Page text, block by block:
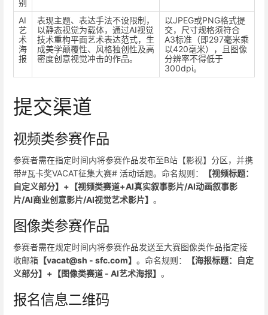
别
AI
艺
术
海
报
表现主题、表达手法不设限制，
以静态视觉为载体，通过AI视觉
技术重构平面艺术表达范式，生
成美学颠覆性、风格独创性及高
密度创意视觉冲击的作品。
以JPEG或PNG格式提
交，尺寸规格须符合
A3标准（即297毫米乘
以420毫米），且图像
分辨率不得低于
300dpi。
提交渠道
视频类参赛作品
参赛者需在指定时间内将参赛作品发布至B站【影视】分区，并携
带#瓦卡奖VACAT征集大赛# 活动话题。命名规则：
【视频标题：
自定义部分】+【视频类赛道+AI真实叙事影片/AI动画叙事影
片/AI商业创意影片/AI视觉艺术影片】 。
图像类参赛作品
参赛者需在规定时间内将参赛作品发送至大赛图像类作品指定接
收邮箱 【vacat@sh - sfc.com】 。命名规则：
【海报标题：自定
义部分】+【图像类赛道 - AI艺术海报】 。
报名信息二维码